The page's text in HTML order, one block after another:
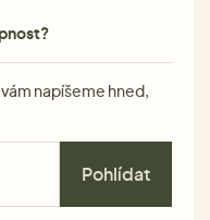
napíšeme hned,
Pohlídat